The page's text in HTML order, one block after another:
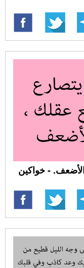
- خواكين